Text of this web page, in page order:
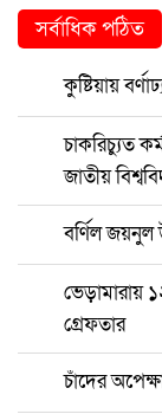
সর্বাধিক পঠিত
কুষ্টিয়ায়
চাকরিচ্যুত
জাতীয়
বর্ণিল
ভেড়ামারায়
গ্রেফতার
চাঁদের